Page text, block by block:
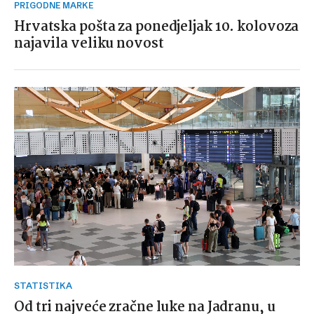
PRIGODNE MARKE
Hrvatska pošta za ponedjeljak 10. kolovoza
najavila veliku novost
STATISTIKA
Od tri najveće zračne luke na Jadranu, u